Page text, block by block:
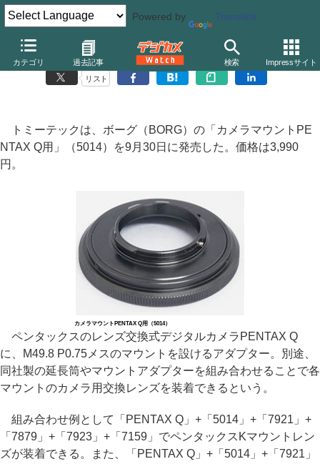
Powered by Translate
カテゴリ 過去記事 検索 Impressサイト
ボーグ、「PENTAX Q」用カメラマウント
リスト
トミーテックは、ボーグ（BORG）の「カメラマウントPE
NTAX Q用」（5014）を9月30日に発売した。価格は3,990
円。
カメラマウントPENTAX Q用（5014）
ペンタックスのレンズ交換式デジタルカメラPENTAX Q
に、M49.8 P0.75メスのマウントを設けるアダプター。別途、
同社製の延長筒やマウントアダプターを組み合わせることで各
マウントのカメラ用交換レンズを装着できるという。
組み合わせ例として「PENTAX Q」+「5014」+「7921」+
「7879」+「7923」+「7159」でペンタックスKマウントレン
ズが装着できる。また、「PENTAX Q」+「5014」+「7921」